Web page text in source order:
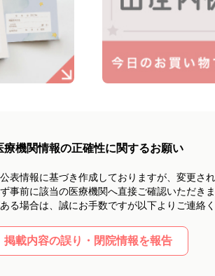
療機関情報の正確性に関するお願い
公表情報に基づき作成しておりますが、 変更さ
事前に該当の医療機関へ直接ご確認いただき
る場合は、 誠にお手数ですが以下よりご連絡く
掲載内容の誤り・閉院情報を報告